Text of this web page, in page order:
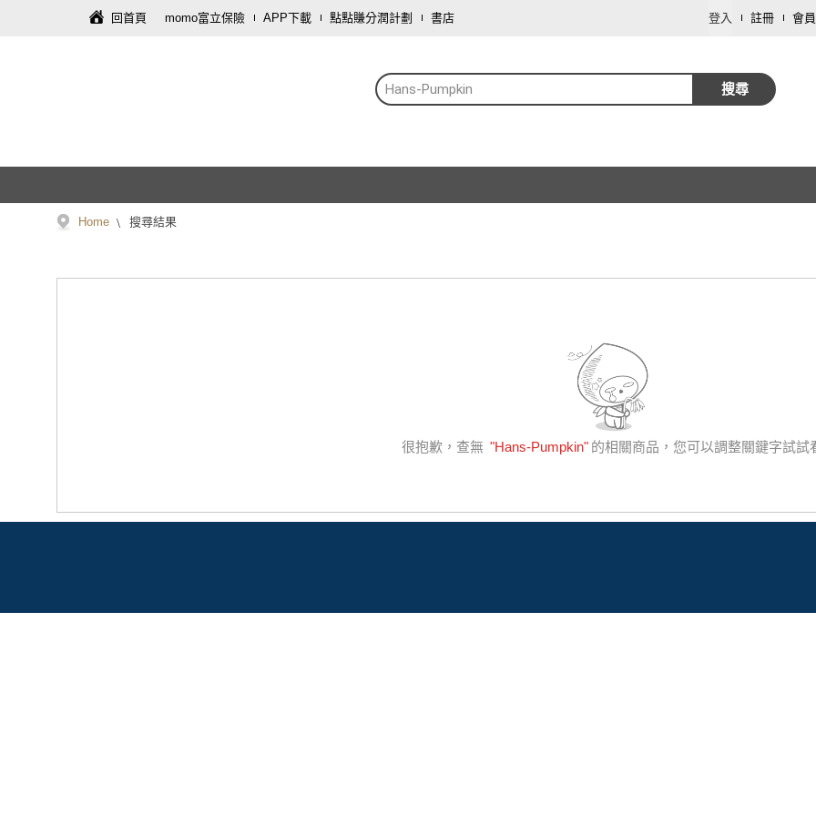
回首頁 momo富立保險 APP下載 點點賺分潤計劃 書店 登入 註冊 會
Hans-Pumpkin 搜尋
Home 搜尋結果
很抱歉，查無 "Hans-Pumpkin" 的相關商品，您可以調整關鍵字試試